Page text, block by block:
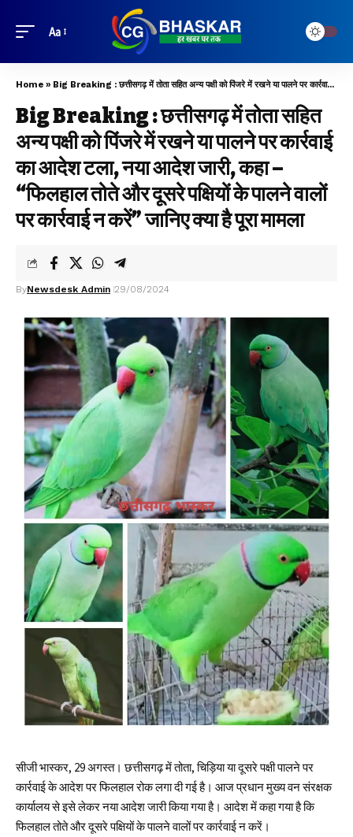
Aa
Home » Big Breaking : छत्तीसगढ़ में तोता सहित अन्य पक्षी को पिंजरे में रखने या पालने पर कार्रवाई का आदेश टला, नया आदेश जारी, कहा – “फिलहाल तोते और दूसरे पक्षियों के पालने वालों पर कार्रवाई न करें” जानिए क्या है पूरा मामला
Big Breaking : छत्तीसगढ़ में तोता सहित
अन्य पक्षी को पिंजरे में रखने या पालने पर कार्रवाई
का आदेश टला, नया आदेश जारी, कहा –
“फिलहाल तोते और दूसरे पक्षियों के पालने वालों
पर कार्रवाई न करें” जानिए क्या है पूरा मामला
ByNewsdesk Admin 29/08/2024
सीजी भास्कर, 29 अगस्त। छत्तीसगढ़ में तोता, चिड़िया या दूसरे पक्षी पालने पर
कार्रवाई के आदेश पर फिलहाल रोक लगा दी गई है। आज प्रधान मुख्य वन संरक्षक
कार्यालय से इसे लेकर नया आदेश जारी किया गया है। आदेश में कहा गया है कि
फिलहाल तोते और दूसरे पक्षियों के पालने वालों पर कार्रवाई न करें।